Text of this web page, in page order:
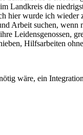
die
wurde ich
Arbeit suchen,
Hilfsarbeiten
wäre, ein